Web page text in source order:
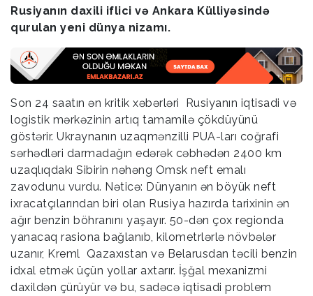
Rusiyanın daxili iflici və Ankara Külliyəsində
qurulan yeni dünya nizamı.
Son 24 saatın ən kritik xəbərləri Rusiyanın iqtisadi və
logistik mərkəzinin artıq tamamilə çökdüyünü
göstərir. Ukraynanın uzaqmənzilli PUA-ları coğrafi
sərhədləri darmadağın edərək cəbhədən 2400 km
uzaqlıqdakı Sibirin nəhəng Omsk neft emalı
zavodunu vurdu. Nəticə: Dünyanın ən böyük neft
ixracatçılarından biri olan Rusiya hazırda tarixinin ən
ağır benzin böhranını yaşayır. 50-dən çox regionda
yanacaq rasiona bağlanıb, kilometrlərlə növbələr
uzanır, Kreml Qazaxıstan və Belarusdan təcili benzin
idxal etmək üçün yollar axtarır. İşğal mexanizmi
daxildən çürüyür və bu, sadəcə iqtisadi problem